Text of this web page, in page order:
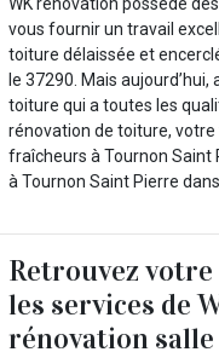
WK rénovation possède
vous fournir un travail
toiture délaissée et
le 37290. Mais
toiture qui a toutes les
rénovation de toiture,
fraîcheurs à Tournon Saint
à Tournon Saint Pierre
Retrouvez
les services de
rénovation